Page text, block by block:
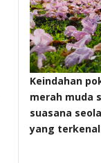
Keindahan
merah muda
suasana
yang